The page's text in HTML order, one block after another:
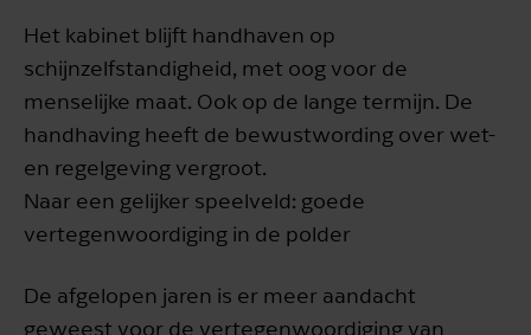
Het kabinet blijft handhaven op
schijnzelfstandigheid, met oog voor de
menselijke maat. Ook op de lange termijn. De
handhaving heeft de bewustwording over wet-
en regelgeving vergroot.
Naar een gelijker speelveld: goede
vertegenwoordiging in de polder
De afgelopen jaren is er meer aandacht
geweest voor de vertegenwoordiging van